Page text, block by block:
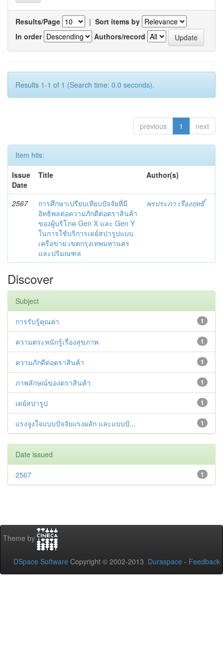
Results/Page | Sort items by
In order
Authors/record
Results 1-1 of 1 (Search time: 0.0 seconds).
previous 1 next
Item hits:
Issue
Date
Title Author(s)
2567
การศึกษาเปรียบเทียบปัจจัยที่มี
อิทธิพลต่อความภักดีต่อตราสินค้า
ของผู้บริโภค Gen X และ Gen Y
ในการใช้บริการเดย์สปารูปแบบ
เครือข่าย เขตกรุงเทพมหานคร
และปริมณฑล
พรประภา เรืองฤทธิ์
Discover
Subject
1
การรับรู้คุณค่า
1
ความตระหนักรู้เรื่องสุขภาพ
1
ความภักดีต่อตราสินค้า
1
ภาพลักษณ์ของตราสินค้า
1
เดย์สปารูป
1
แรงจูงใจแบบปัจจัยแรงผลัก และแบบปั...
Date issued
1
2567
Theme by
DSpace Software Copyright © 2002-2013 Duraspace - Feedback